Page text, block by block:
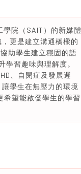
院（SAIT）的新媒體
更是建立溝通橋樑的
助學生建立穩固的語
習趣味與理解度。
、自閉症及發展遲
學生在無壓力的環境
希望能啟發學生的學習